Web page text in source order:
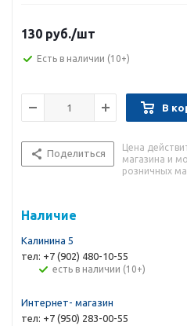
130 руб./шт
Есть в наличии (10+)
В
Поделиться
Цена
магазина и
розничных
Наличие
Калинина 5
тел: +7 (902) 480-10-55
Есть в наличии (10+)
Интернет- магазин
тел: +7 (950) 283-00-55